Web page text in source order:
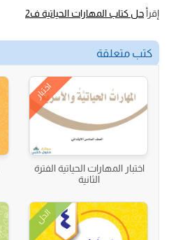
إقرأ حل كتاب المهارات الحياتية ف2
كتب متعلقة
اختبار
اختبار المهارات الحياتية الفترة
الثانية
الحل